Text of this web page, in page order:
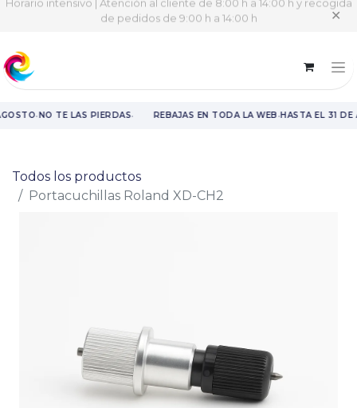
Horario intensivo | Atención al cliente de 8:00 h a 14:00 h y recogida
de pedidos de 9:00 h a 14:00 h ✕
·NO TE LAS PIERDAS· REBAJAS EN TODA LA WEB·HASTA EL 31 DE
Todos los productos
Portacuchillas Roland XD-CH2